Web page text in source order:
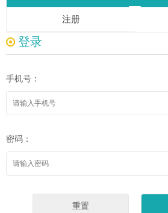
注册
登录
手机号：
密码：